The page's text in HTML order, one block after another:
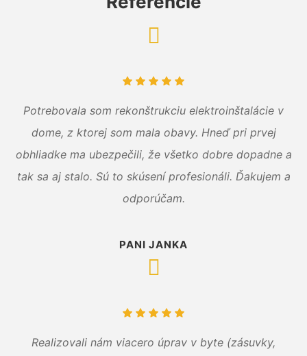
Potrebovala som rekonštrukciu elektroinštalácie v
dome, z ktorej som mala obavy. Hneď pri prvej
obhliadke ma ubezpečili, že všetko dobre dopadne a
tak sa aj stalo. Sú to skúsení profesionáli. Ďakujem a
odporúčam.
PANI JANKA
Realizovali nám viacero úprav v byte (zásuvky,